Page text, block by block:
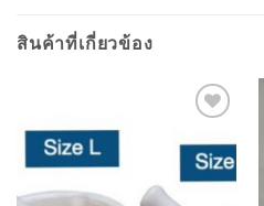
สินค้าที่เกี่ยวข้อง